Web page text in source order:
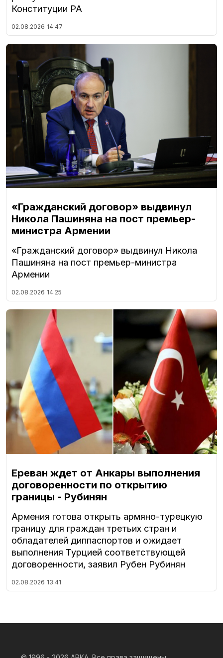
Конституции РА
02.08.2026 14:47
«Гражданский договор» выдвинул
Никола Пашиняна на пост премьер-
министра Армении
«Гражданский договор» выдвинул Никола
Пашиняна на пост премьер-министра
Армении
02.08.2026 14:25
Ереван ждет от Анкары выполнения
договоренности по открытию
границы - Рубинян
Армения готова открыть армяно-турецкую
границу для граждан третьих стран и
обладателей диппаспортов и ожидает
выполнения Турцией соответствующей
договоренности, заявил Рубен Рубинян
02.08.2026 13:41